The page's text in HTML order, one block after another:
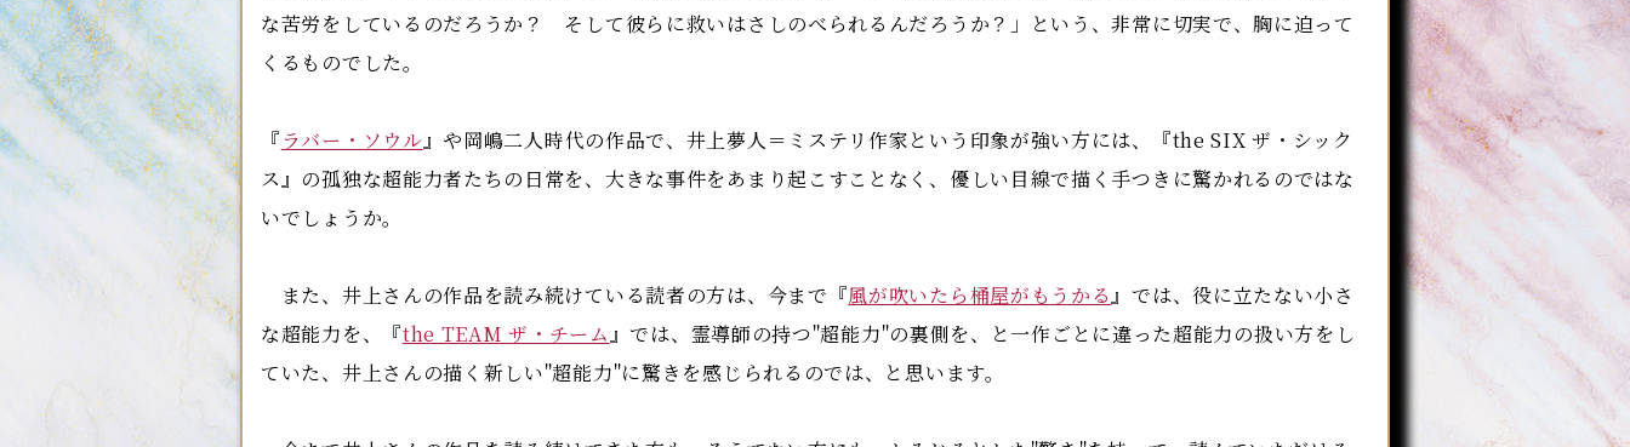
な苦労をしているのだろうか？ そして彼らに救いはさしのべられるんだろうか？」という、非常に切実で、胸に迫って
くるものでした。
『 ラバー・ソウル』や岡嶋二人時代の作品で、井上夢人＝ミステリ作家という印象が強い方には、『the SIX ザ・シック
ス』の孤独な超能力者たちの日常を、大きな事件をあまり起こすことなく、優しい目線で描く手つきに驚かれるのではな
いでしょうか。
また、井上さんの作品を読み続けている読者の方は、今まで『風が吹いたら桶屋がもうかる』では、役に立たない小さ
な超能力を、『the TEAM ザ・チーム』では、霊導師の持つ"超能力"の裏側を、と一作ごとに違った超能力の扱い方をし
ていた、井上さんの描く新しい"超能力"に驚きを感じられるのでは、と思います。